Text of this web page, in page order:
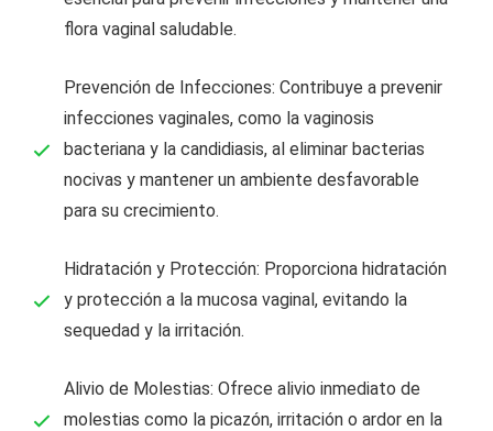
flora vaginal saludable.
Prevención de Infecciones: Contribuye a prevenir
infecciones vaginales, como la vaginosis
bacteriana y la candidiasis, al eliminar bacterias
nocivas y mantener un ambiente desfavorable
para su crecimiento.
Hidratación y Protección: Proporciona hidratación
y protección a la mucosa vaginal, evitando la
sequedad y la irritación.
Alivio de Molestias: Ofrece alivio inmediato de
molestias como la picazón, irritación o ardor en la